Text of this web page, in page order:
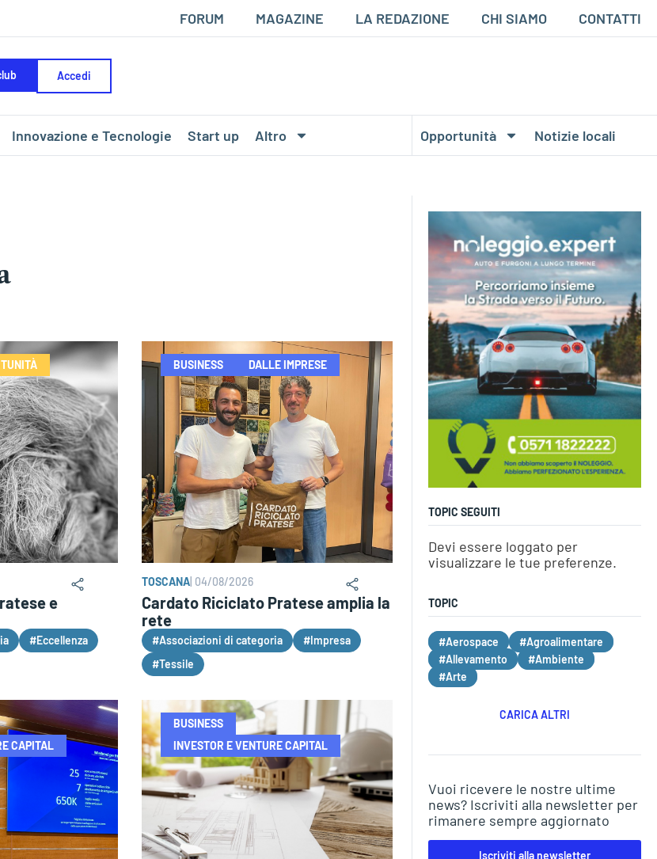
FORUM MAGAZINE LA REDAZIONE CHI SIAMO CONTATTI
Accedi
Innovazione e Tecnologie Start up Altro Opportunità Notizie locali
e
#Eccellenza
BUSINESS DALLE IMPRESE
TOSCANA 04/08/2026
Cardato Riciclato Pratese amplia la
rete
#Associazioni di categoria
#Impresa
#Tessile
CAPITAL
BUSINESS
INVESTOR E VENTURE CAPITAL
TOPIC SEGUITI
Devi essere loggato per
visualizzare le tue preferenze.
TOPIC
#Aerospace
#Agroalimentare
#Allevamento
#Ambiente
#Arte
CARICA ALTRI
Vuoi ricevere le nostre ultime
news? Iscriviti alla newsletter per
rimanere sempre aggiornato
Iscriviti alla newsletter